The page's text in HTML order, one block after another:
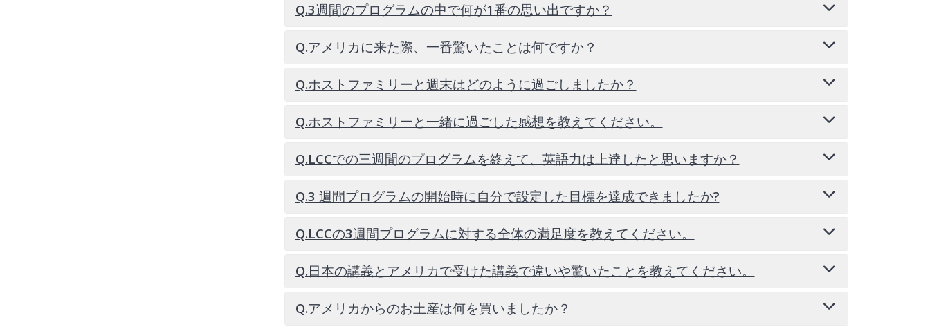
アメリカに訪れて、特にスピーキングとリスニングを中心に英語力を向上させたかった。
安全でサポートのある環境の中で、日本以外の様々な文化についてもっと学びたいと思ったから。
Q.3週間のプログラムの中で何が1番の思い出ですか？
ホストファミリーと過ごした時間
Q.アメリカに来た際、一番驚いたことは何ですか？
日常生活には文化の違いがあり、特に料理の量やライフスタイルに違いを感た。
Q.ホストファミリーと週末はどのように過ごしましたか？
ハイキングやキャンプなど、自然の中でのアウトドア活動を楽しんだ。
Q.ホストファミリーと一緒に過ごした感想を教えてください。
I visited beaches, mountains, and cities like Seattle and Portland with
I enjoyed outdoor activities such as hiking and camping in nature.
I spent time with host families at home and family gatherings.
最初は英語でのコミュニケーションに不安がありましたが、ホストファミリーが温かく迎えてくれて、
家族の一員のように接してくれ、優しく分かりやすく話してくれたので、特に夕食の時間の会話を楽し
むことが出来た。
Q.LCCでの三週間のプログラムを終えて、英語力は上達したと思いますか？
Q.3 週間プログラムの開始時に自分で設定した目標を達成できましたか?
Q.LCCの3週間プログラムに対する全体の満足度を教えてください。
Q.日本の講義とアメリカで受けた講義で違いや驚いたことを教えてください。
日本の授業と比べて、アメリカの授業はよりインタラクティブだと感じた。生徒は先生や他の生徒達と
Q.アメリカからのお土産は何を買いましたか？